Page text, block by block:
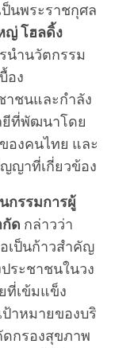
นพระราชกุศล
ญ่ โฮลดิ้ง
นำนวัตกรรม
อง
าชนและกำลัง
ยีที่พัฒนาโดย
องคนไทย และ
ญาที่เกี่ยวข้อง
กรรมการผู้
ด กล่าวว่า
เป็นก้าวสำคัญ
ระชาชนในวง
ที่เข้มแข็ง
าหมายของบริ
กรองสุขภาพ